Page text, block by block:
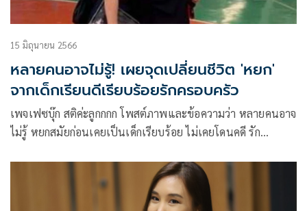
15 มิถุนายน 2566
หลายคนอาจไม่รู้! เผยจุดเปลี่ยนชีวิต 'หยก'
จากเด็กเรียนดีเรียบร้อยรักครอบครัว
เพจเฟซบุ๊ก สติค่ะลูกกกก โพสต์ภาพและข้อความว่า หลายคนอาจ
ไม่รู้ หยกสมัยก่อนเคยเป็นเด็กเรียบร้อย ไม่เคยโดนคดี รัก